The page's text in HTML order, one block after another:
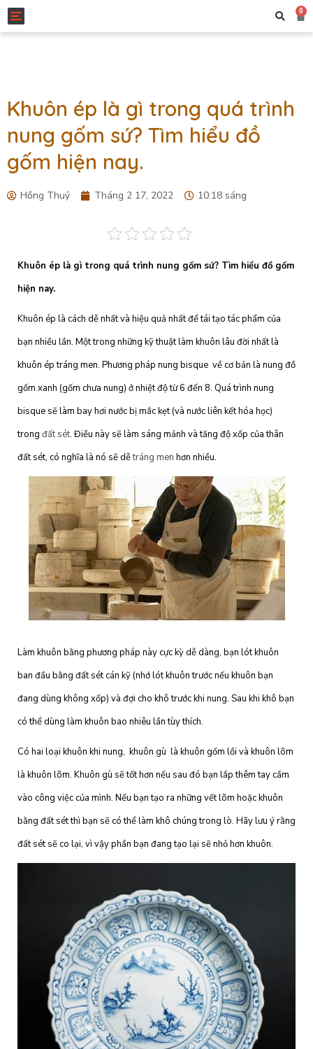
Toggle navigation 0
Khuôn ép là gì trong quá trình
nung gốm sứ? Tìm hiểu đồ
gốm hiện nay.
Hồng Thuỷ Tháng 2 17, 2022 10:18 sáng
Khuôn ép là gì trong quá trình nung gốm sứ? Tìm hiểu đồ gốm
hiện nay.
Khuôn ép là cách dễ nhất và hiệu quả nhất để tái tạo tác phẩm của
bạn nhiều lần. Một trong những kỹ thuật làm khuôn lâu đời nhất là
khuôn ép tráng men. Phương pháp nung bisque về cơ bản là nung đồ
gốm xanh (gốm chưa nung) ở nhiệt độ từ 6 đến 8. Quá trình nung
bisque sẽ làm bay hơi nước bị mắc kẹt (và nước liên kết hóa học)
trong đất sét. Điều này sẽ làm sáng mảnh và tăng độ xốp của thân
đất sét, có nghĩa là nó sẽ dễtráng men hơn nhiều.
Làm khuôn bằng phương pháp này cực kỳ dễ dàng, bạn lót khuôn
ban đầu bằng đất sét cán kỹ (nhớ lót khuôn trước nếu khuôn bạn
đang dùng không xốp) và đợi cho khô trước khi nung. Sau khi khô bạn
có thể dùng làm khuôn bao nhiêu lần tùy thích.
Có hai loại khuôn khi nung, khuôn gù là khuôn gốm lồi và khuôn lõm
là khuôn lõm. Khuôn gù sẽ tốt hơn nếu sau đó bạn lắp thêm tay cầm
vào công việc của mình. Nếu bạn tạo ra những vết lõm hoặc khuôn
bằng đất sét thì bạn sẽ có thể làm khô chúng trong lò. Hãy lưu ý rằng
đất sét sẽ co lại, vì vậy phần bạn đang tạo lại sẽ nhỏ hơn khuôn.